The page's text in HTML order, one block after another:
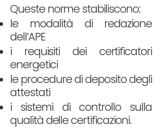
Queste norme stabiliscono:
le modalità di redazione
dell’APE
i requisiti dei certificatori
energetici
le procedure di deposito degli
attestati
i sistemi di controllo sulla
qualità delle certificazioni.